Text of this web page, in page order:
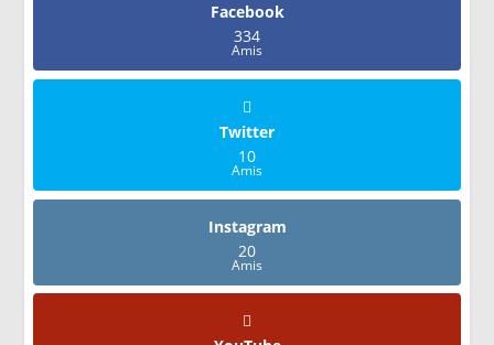
Facebook
334
Amis
Twitter
10
Amis
Instagram
20
Amis